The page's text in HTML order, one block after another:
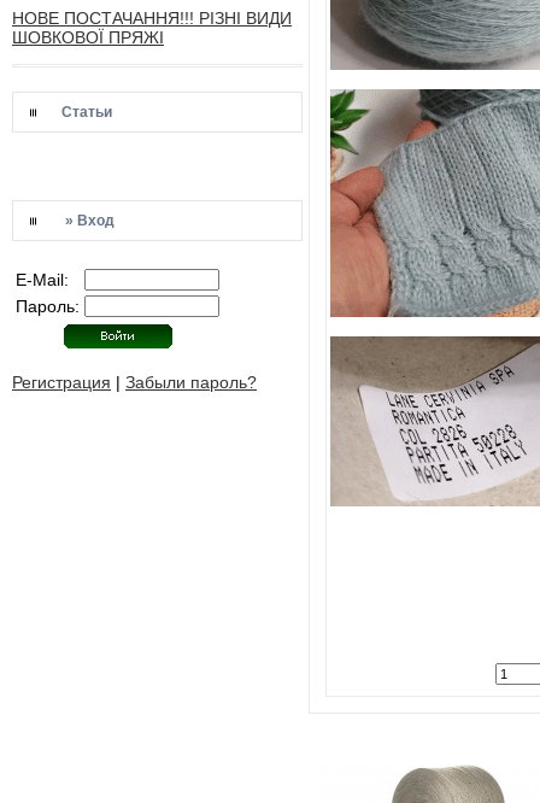
НОВЕ ПОСТАЧАННЯ!!! РІЗНІ ВИДИ
ШОВКОВОЇ ПРЯЖІ
Статьи
» Вход
E-Mail:
Пароль:
Регистрация | Забыли пароль?